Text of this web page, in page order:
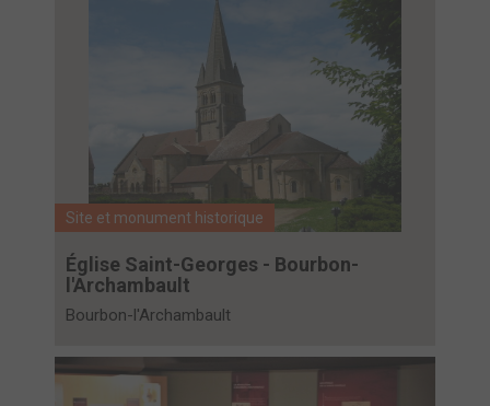
Site et monument historique
Église Saint-Georges - Bourbon-
l'Archambault
Bourbon-l'Archambault